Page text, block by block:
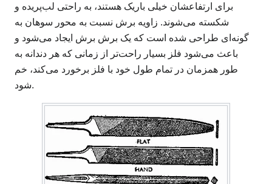
برای ارتفاعشان خیلی باریک هستند، به راحتی لب‌پریده و
شکسته می‌شوند. زاویه برش نسبت به محور سوهان به
گونه‌ای طراحی شده است که یک برش برش ایجاد می‌شود و
باعث می‌شود فلز بسیار راحت‌تر از زمانی که هر دندانه به
طور همزمان در تمام طول خود با فلز برخورد می‌کند، خم
شود.